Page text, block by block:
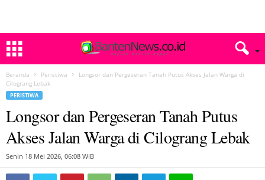
Beranda Peristiwa
Longsor dan Pergeseran Tanah Putus Akses Jalan Warga di
Cilograng Lebak
PERISTIWA
Longsor dan Pergeseran Tanah Putus
Akses Jalan Warga di Cilograng Lebak
Senin 18 Mei 2026, 06:08 WIB